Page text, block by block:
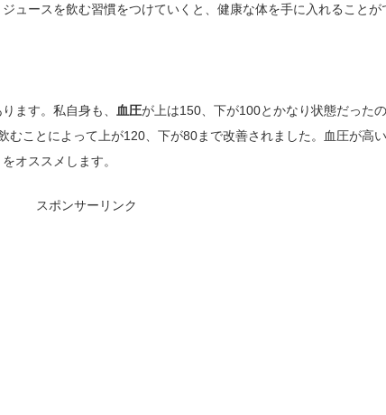
ュースを飲む習慣をつけていくと、健康な体を手に入れることが
ます。私自身も、
血圧が上は150、下が100とかなり状態だったの
むことによって上が120、下が80まで改善されました。血圧が高い
オススメします。
スポンサーリンク